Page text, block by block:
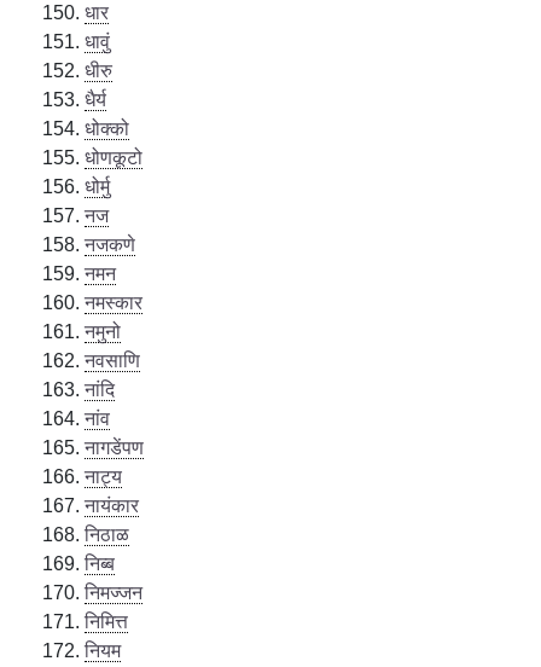
धार
धावुं
धीरु
धैर्य
धोक्को
धोणकूटो
धोर्मु
नज
नजकणे
नमन
नमस्कार
नमुनो
नवसाणि
नांदि
नांव
नागडेंपण
नाट्य
नायंकार
निठाळ
निब्ब
निमज्जन
निमित्त
नियम